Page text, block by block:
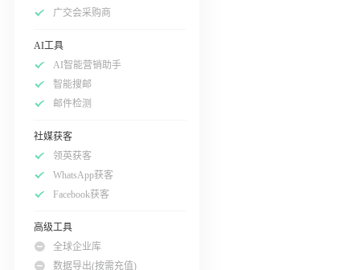
广交会采购商
AI工具
AI智能营销助手
智能搜邮
邮件检测
社媒获客
领英获客
WhatsApp获客
Facebook获客
高级工具
全球企业库
数据导出(按需充值)